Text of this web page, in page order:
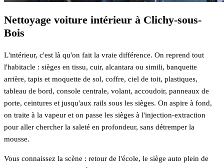
Nettoyage voiture intérieur à Clichy-sous-
Bois
L'intérieur, c'est là qu'on fait la vraie différence. On reprend tout
l'habitacle : sièges en tissu, cuir, alcantara ou simili, banquette
arrière, tapis et moquette de sol, coffre, ciel de toit, plastiques,
tableau de bord, console centrale, volant, accoudoir, panneaux de
porte, ceintures et jusqu'aux rails sous les sièges. On aspire à fond,
on traite à la vapeur et on passe les sièges à l'injection-extraction
pour aller chercher la saleté en profondeur, sans détremper la
mousse.
Vous connaissez la scène : retour de l'école, le siège auto plein de